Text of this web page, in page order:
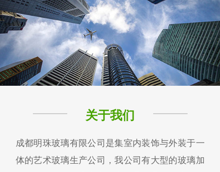
关于我们
成都明珠玻璃有限公司是集室内装饰与外装于一
体的艺术玻璃生产公司，我公司有大型的玻璃加